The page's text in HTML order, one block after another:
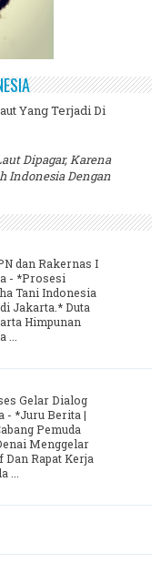
Yang Terjadi Di
Dipagar, Karena
Indonesia Dengan
dan Rakernas I
- *Prosesi
Tani Indonesia
Jakarta.* Duta
Himpunan
...
Gelar Dialog
- *Juru Berita |
Pemuda
Menggelar
Rapat Kerja
...